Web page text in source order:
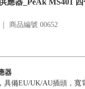
應器_PeAk MS401
商品編號 00652
器
備EU/UK/AU插頭，寬